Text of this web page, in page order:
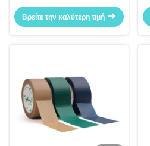
Manufacturer
Βρείτε την καλύτερη τιμή